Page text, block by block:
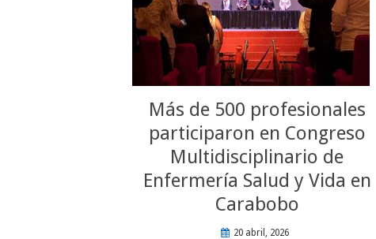
Más de 500 profesionales
participaron en Congreso
Multidisciplinario de
Enfermería Salud y Vida en
Carabobo
20 abril, 2026